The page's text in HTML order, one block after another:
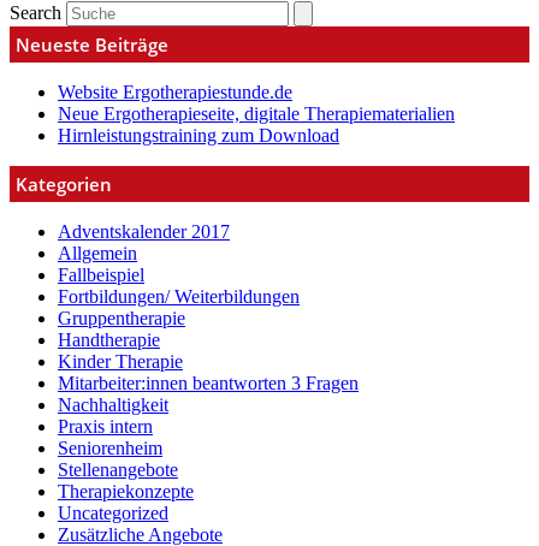
Search
Neueste Beiträge
Website Ergotherapiestunde.de
Neue Ergotherapieseite, digitale Therapiematerialien
Hirnleistungstraining zum Download
Kategorien
Adventskalender 2017
Allgemein
Fallbeispiel
Fortbildungen/ Weiterbildungen
Gruppentherapie
Handtherapie
Kinder Therapie
Mitarbeiter:innen beantworten 3 Fragen
Nachhaltigkeit
Praxis intern
Seniorenheim
Stellenangebote
Therapiekonzepte
Uncategorized
Zusätzliche Angebote